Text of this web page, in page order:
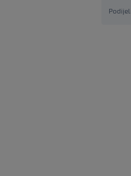
Podijeli